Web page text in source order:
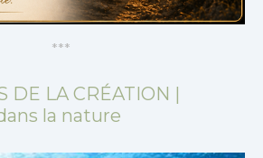
***
DE LA CRÉATION |
la nature